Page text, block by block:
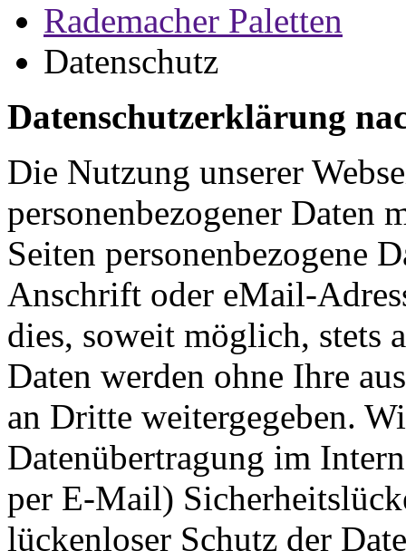
Rademacher Paletten
Datenschutz
Datenschutzerklärung
Die Nutzung unserer
personenbezogener Daten
Seiten personenbezogene
Anschrift oder eMail-
dies, soweit möglich, stets
Daten werden ohne Ihre
an Dritte weitergegeben.
Datenübertragung im
per E-Mail)
lückenloser Schutz der